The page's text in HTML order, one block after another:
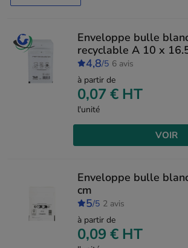
Enveloppe bulle
recyclable A 10 x
4,8/5 6 avis
à partir de
0,07 € HT
l'unité
VOIR
Enveloppe bulle
cm
5/5 2 avis
à partir de
0,09 € HT